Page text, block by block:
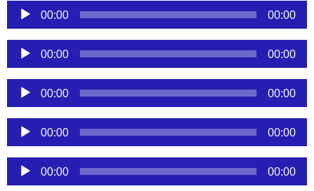
Reproductor
de
audio
00:00 00:00
Reproductor
de
audio
00:00 00:00
Reproductor
de
audio
00:00 00:00
Reproductor
de
audio
00:00 00:00
Reproductor
de
00:00 00:00